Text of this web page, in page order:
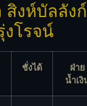
งห์บัลลัง
โรจน์
ชั่งได้
ฝ่าย
น้ำเงิ